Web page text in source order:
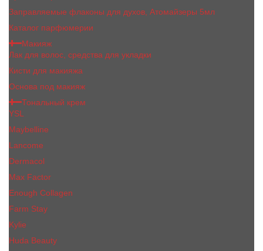
Заправляемые флаконы для духов, Атомайзеры 5мл
Каталог парфюмерии
Макияж
Лак для волос, средства для укладки
Кисти для макияжа
Основа под макияж
Тональный крем
YSL
Maybelline
Lancome
Dermacol
Max Factor
Enough Collagen
Farm Stay
Kylie
Huda Beauty